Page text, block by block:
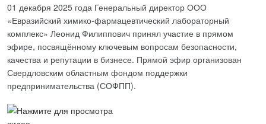
01 декабря 2025 года Генеральный директор ООО
«Евразийский химико-фармацевтический лабораторный
комплекс» Леонид Филиппович принял участие в прямом
эфире, посвящённому ключевым вопросам безопасности,
качества и репутации в бизнесе. Прямой эфир организован
Свердловским областным фондом поддержки
предпринимательства (СОФПП).